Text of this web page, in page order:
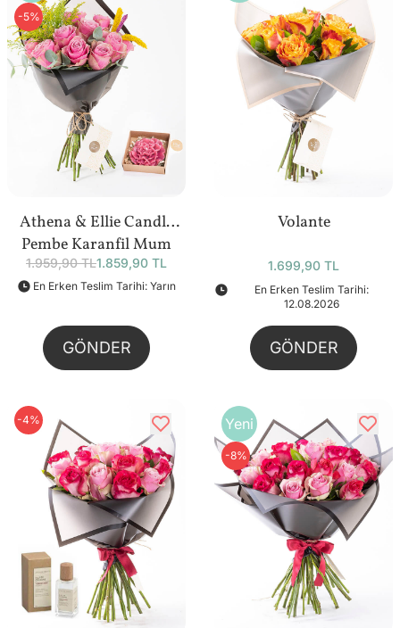
-5%
Athena & Ellie Candle
Pembe Karanfil Mum
Bundle
1.959,90 TL1.859,90 TL
En Erken Teslim Tarihi: Yarın
GÖNDER
Volante
1.699,90 TL
En Erken Teslim Tarihi:
12.08.2026
GÖNDER
-4% Yeni
-8%